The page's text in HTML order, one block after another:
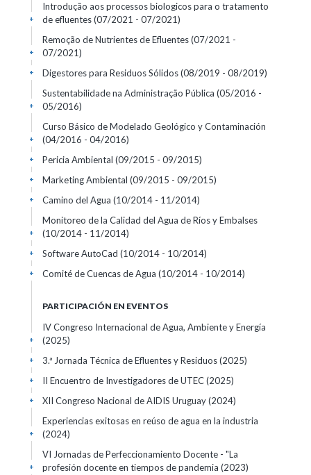
Introdução aos processos biologicos para o tratamento
de efluentes(07/2021 - 07/2021)
+
Remoção de Nutrientes de Efluentes(07/2021 -
07/2021)
+
Digestores para Residuos Sólidos(08/2019 - 08/2019)
+
Sustentabilidade na Administração Pública (05/2016 -
05/2016)
+
Curso Básico de Modelado Geológico y Contaminación
(04/2016 - 04/2016)
+
Pericia Ambiental (09/2015 - 09/2015)
+
Marketing Ambiental (09/2015 - 09/2015)
+
Camino del Agua (10/2014 - 11/2014)
+
Monitoreo de la Calidad del Agua de Ríos y Embalses
(10/2014 - 11/2014)
+
Software AutoCad (10/2014 - 10/2014)
+
Comité de Cuencas de Agua (10/2014 - 10/2014)
+
PARTICIPACIÓN EN EVENTOS
IV Congreso Internacional de Agua, Ambiente y Energía
(2025)
+
3.ª Jornada Técnica de Efluentes y Residuos(2025)
+
II Encuentro de Investigadores de UTEC(2025)
+
XII Congreso Nacional de AIDIS Uruguay(2024)
+
Experiencias exitosas en reúso de agua en la industria
(2024)
+
VI Jornadas de Perfeccionamiento Docente - "La
profesión docente en tiempos de pandemia (2023)
+